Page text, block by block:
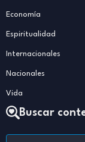
Economía
Espiritualidad
Internacionales
Nacionales
Vida
Buscar